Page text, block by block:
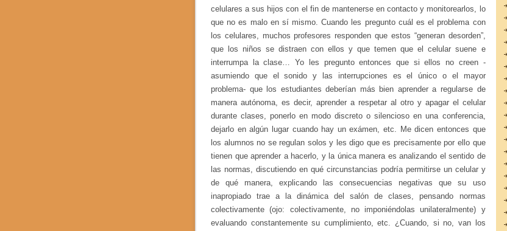
celulares a sus hijos con el fin de mantenerse en contacto y monitorearlos, lo
que no es malo en sí mismo. Cuando les pregunto cuál es el problema con
los celulares, muchos profesores responden que estos “generan desorden”,
que los niños se distraen con ellos y que temen que el celular suene e
interrumpa la clase… Yo les pregunto entonces que si ellos no creen -
asumiendo que el sonido y las interrupciones es el único o el mayor
problema- que los estudiantes deberían más bien aprender a regularse de
manera autónoma, es decir, aprender a respetar al otro y apagar el celular
durante clases, ponerlo en modo discreto o silencioso en una conferencia,
dejarlo en algún lugar cuando hay un exámen, etc. Me dicen entonces que
los alumnos no se regulan solos y les digo que es precisamente por ello que
tienen que aprender a hacerlo, y la única manera es analizando el sentido de
las normas, discutiendo en qué circunstancias podría permitirse un celular y
de qué manera, explicando las consecuencias negativas que su uso
inapropiado trae a la dinámica del salón de clases, pensando normas
colectivamente (ojo: colectivamente, no imponiéndolas unilateralmente) y
evaluando constantemente su cumplimiento, etc. ¿Cuando, si no, van los